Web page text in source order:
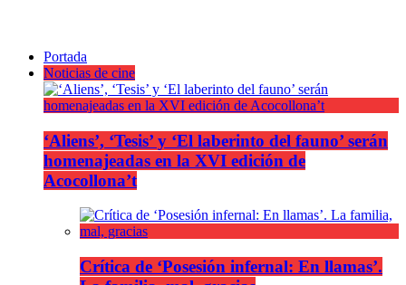
Portada
Noticias de cine
‘Aliens’, ‘Tesis’ y ‘El laberinto del fauno’ serán
homenajeadas en la XVI edición de
Acocollona’t
Crítica de ‘Posesión infernal: En llamas’.